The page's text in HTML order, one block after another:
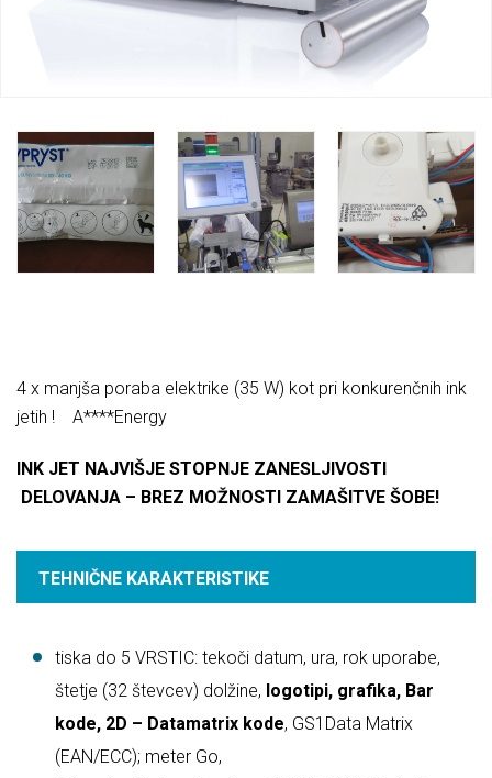
4 x manjša poraba elektrike (35 W) kot pri konkurenčnih ink
jetih ! A****Energy
INK JET NAJVIŠJE STOPNJE ZANESLJIVOSTI
DELOVANJA – BREZ MOŽNOSTI ZAMAŠITVE ŠOBE!
TEHNIČNE KARAKTERISTIKE
tiska do 5 VRSTIC: tekoči datum, ura, rok uporabe,
štetje (32 števcev) dolžine, logotipi, grafika, Bar
kode, 2D – Datamatrix kode, GS1Data Matrix
(EAN/ECC); meter Go,